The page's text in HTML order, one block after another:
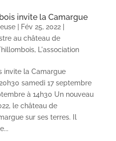
invite la Camargue
| Fév 25, 2022|
au château de
, L'association
invite la Camargue
samedi 17 septembre
à 14h30 Un nouveau
le château de
sur ses terres. Il